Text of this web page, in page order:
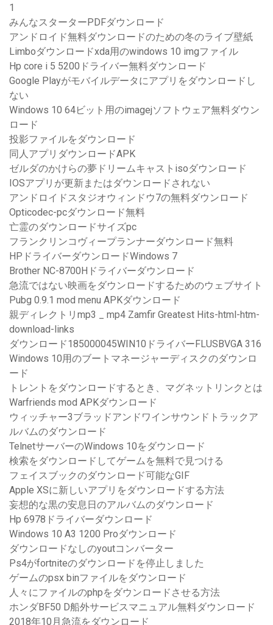
1
みんなスターターPDFダウンロード
アンドロイド無料ダウンロードのための冬のライブ壁紙
Limboダウンロードxda用のwindows 10 imgファイル
Hp core i 5 5200ドライバー無料ダウンロード
Google Playがモバイルデータにアプリをダウンロードし
ない
Windows 10 64ビット用のimagejソフトウェア無料ダウン
ロード
投影ファイルをダウンロード
同人アプリダウンロードAPK
ゼルダのかけらの夢ドリームキャストisoダウンロード
IOSアプリが更新またはダウンロードされない
アンドロイドスタジオウィンドウ7の無料ダウンロード
Opticodec-pcダウンロード無料
亡霊のダウンロードサイズpc
フランクリンコヴィープランナーダウンロード無料
HPドライバーダウンロードWindows 7
Brother NC-8700Hドライバーダウンロード
急流ではない映画をダウンロードするためのウェブサイト
Pubg 0.9.1 mod menu APKダウンロード
親ディレクトリmp3 _ mp4 Zamfir Greatest Hits-html-htm-
download-links
ダウンロード185000045WIN10ドライバーFLUSBVGA 316
Windows 10用のブートマネージャーディスクのダウンロ
ード
トレントをダウンロードするとき、マグネットリンクとは
Warfriends mod APKダウンロード
ウィッチャー3ブラッドアンドワインサウンドトラックア
ルバムのダウンロード
TelnetサーバーのWindows 10をダウンロード
検索をダウンロードしてゲームを無料で見つける
フェイスブックのダウンロード可能なGIF
Apple XSに新しいアプリをダウンロードする方法
妄想的な黒の安息日のアルバムのダウンロード
Hp 6978ドライバーダウンロード
Windows 10 A3 1200 Proダウンロード
ダウンロードなしのyoutコンバーター
Ps4がfortniteのダウンロードを停止しました
ゲームのpsx binファイルをダウンロード
人々にファイルのphpをダウンロードさせる方法
ホンダBF50 D船外サービスマニュアル無料ダウンロード
2018年10月急流をダウンロード